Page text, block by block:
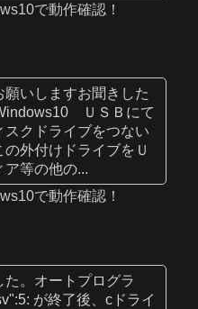
で動作確認！
いしますお聞きした
ＵＳＢにて
クドライブをつない
外付けドライブをＵ
ア等の他の...
で動作確認！
。オートプログラ
が終了後、cドライ